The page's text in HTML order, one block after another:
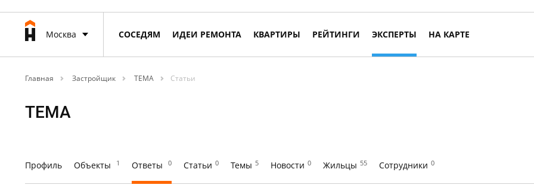
Москва СОСЕДЯМ ИДЕИ РЕМОНТА КВАРТИРЫ РЕЙТИНГИ ЭКСПЕРТЫ НА КАРТЕ
Главная Застройщик ТЕМА Статьи
ТЕМА
Профиль Объекты 1 Ответы 0 Статьи 0 Темы 5 Новости 0 Жильцы 55 Сотрудники 0